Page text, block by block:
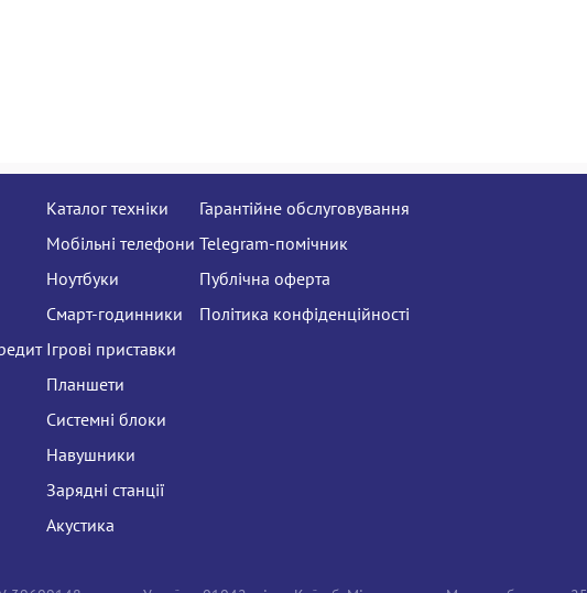
Каталог техніки
Мобільні телефони
Ноутбуки
Смарт-годинники
Ігрові приставки
Планшети
Системні блоки
Навушники
Зарядні станції
Акустика
Гарантійне обслуговування
Telegram-помічник
Публічна оферта
Політика конфіденційності